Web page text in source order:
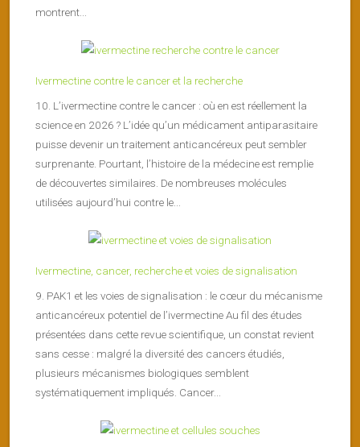
montrent...
Ivermectine contre le cancer et la recherche
10. L’ivermectine contre le cancer : où en est réellement la
science en 2026 ? L’idée qu’un médicament antiparasitaire
puisse devenir un traitement anticancéreux peut sembler
surprenante. Pourtant, l’histoire de la médecine est remplie
de découvertes similaires. De nombreuses molécules
utilisées aujourd’hui contre le...
Ivermectine, cancer, recherche et voies de signalisation
9. PAK1 et les voies de signalisation : le cœur du mécanisme
anticancéreux potentiel de l’ivermectine Au fil des études
présentées dans cette revue scientifique, un constat revient
sans cesse : malgré la diversité des cancers étudiés,
plusieurs mécanismes biologiques semblent
systématiquement impliqués. Cancer...